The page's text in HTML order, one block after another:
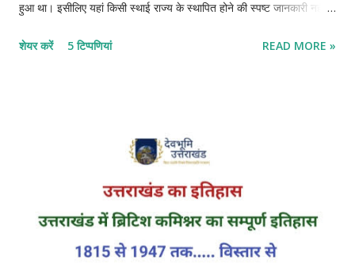
हुआ था। इसीलिए यहां किसी स्थाई राज्य के स्थापित होने की स्पष्ट जानकारी नहीं
प्राचीन इतिहास के सूत्रों को जोड़ा गया है । अर्थात कुणिंद वंश के इतिहास में
और विष्णु पुराण में कुणिंद को कुणिंद पल्यकस्य कहा गया है। कुणिंद राजवंश के साक्ष्य
के रूप में अभी तक 5 अभिलेख प्राप्त हुए हैं। जिसमें से एक मथुरा और 4 भरहूत से
प्राप्त हुए हैं। वर्तमान समय में मथुरा उत्तर प्रदेश में स्थित है। जबकि भरहूत
शेयर करें 5 टिप्पणियां READ MORE »